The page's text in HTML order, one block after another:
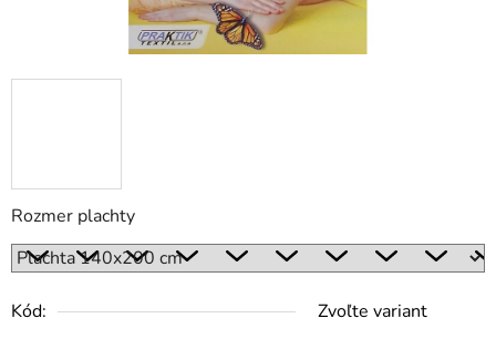
Rozmer plachty
Kód: Zvoľte variant